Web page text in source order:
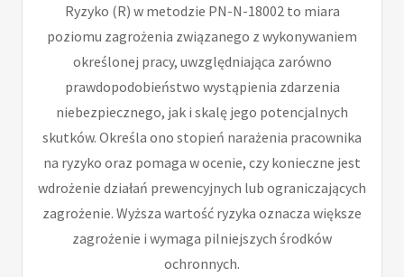
Ryzyko (R) w metodzie PN-N-18002 to miara
poziomu zagrożenia związanego z wykonywaniem
określonej pracy, uwzględniająca zarówno
prawdopodobieństwo wystąpienia zdarzenia
niebezpiecznego, jak i skalę jego potencjalnych
skutków. Określa ono stopień narażenia pracownika
na ryzyko oraz pomaga w ocenie, czy konieczne jest
wdrożenie działań prewencyjnych lub ograniczających
zagrożenie. Wyższa wartość ryzyka oznacza większe
zagrożenie i wymaga pilniejszych środków
ochronnych.